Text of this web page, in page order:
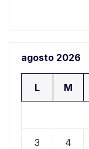
agosto 2026
L M
3 4